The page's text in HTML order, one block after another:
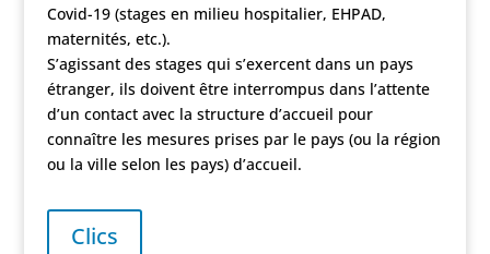
Covid-19 (stages en milieu hospitalier, EHPAD,
maternités, etc.).
S’agissant des stages qui s’exercent dans un pays
étranger, ils doivent être interrompus dans l’attente
d’un contact avec la structure d’accueil pour
connaître les mesures prises par le pays (ou la région
ou la ville selon les pays) d’accueil.
Clics